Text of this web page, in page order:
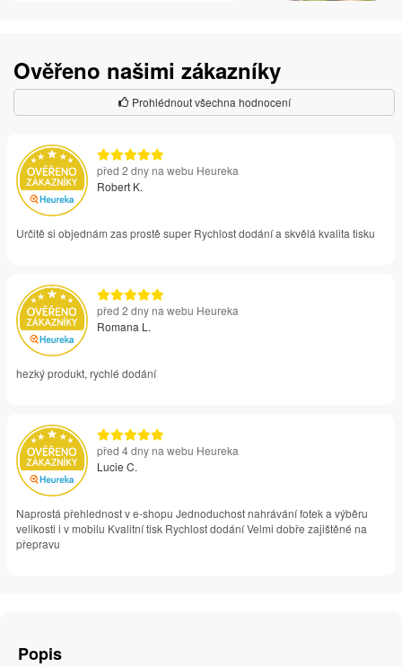
Ověřeno našimi zákazníky
Prohlédnout všechna hodnocení
před 2 dny na webu Heureka
Robert K.
Určitě si objednám zas prostě super Rychlost dodání a skvělá kvalita tisku
před 2 dny na webu Heureka
Romana L.
hezký produkt, rychlé dodání
před 4 dny na webu Heureka
Lucie C.
Naprostá přehlednost v e-shopu Jednoduchost nahrávání fotek a výběru
velikosti i v mobilu Kvalitní tisk Rychlost dodání Velmi dobře zajištěné na
přepravu
Popis